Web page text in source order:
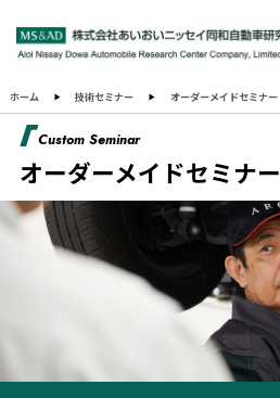
ホーム 技術セミナー オーダーメイドセミナー
Custom Seminar
オーダーメイドセミナー